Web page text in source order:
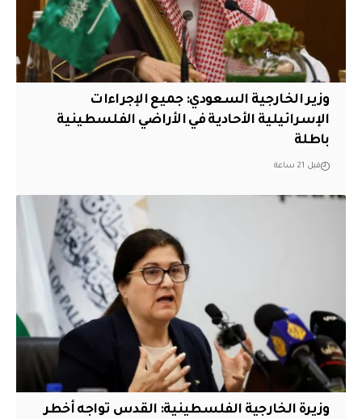
وزير الخارجية السعودي: جميع الإجراءات
الإسرائيلية الأحادية في الأراضي الفلسطينية
باطلة
قبل 21 ساعة
وزيرة الخارجية الفلسطينية: القدس تواجه أخطر